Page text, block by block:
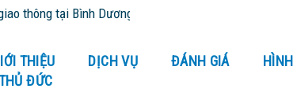
tại Bình Dương và tỉnh thành lân cận - Cứu Hộ 24/24
THIỆU DỊCH VỤ ĐÁNH GIÁ
HÌNH
ĐỨC